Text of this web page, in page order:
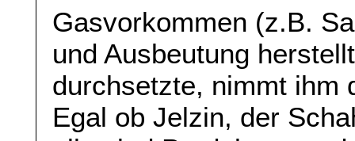
Gasvorkommen (z.B.
und Ausbeutung
durchsetzte, nimmt ihm
Egal ob Jelzin, der